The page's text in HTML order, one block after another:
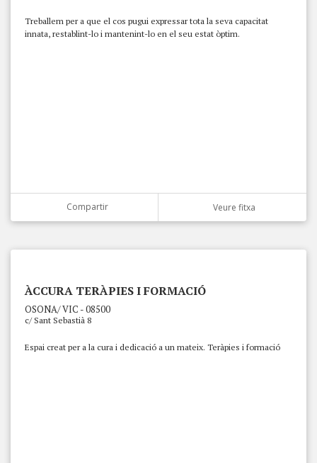
Treballem per a que el cos pugui expressar tota la seva capacitat
innata, restablint-lo i mantenint-lo en el seu estat òptim.
Compartir Veure fitxa
ÀCCURA TERÀPIES I FORMACIÓ
OSONA/ VIC - 08500
c/ Sant Sebastià 8
Espai creat per a la cura i dedicació a un mateix. Teràpies i formació